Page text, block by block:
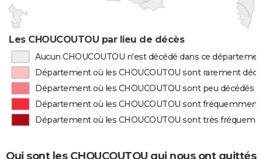
Les CHOUCOUTOU par lieu de décès
Aucun CHOUCOUTOU n'est décédé dans ce
Département où les CHOUCOUTOU sont rarement
Département où les CHOUCOUTOU sont peu décédés
Département où les CHOUCOUTOU sont fréquemment
Département où les CHOUCOUTOU sont très
Qui sont les CHOUCOUTOU qui nous ont quittés